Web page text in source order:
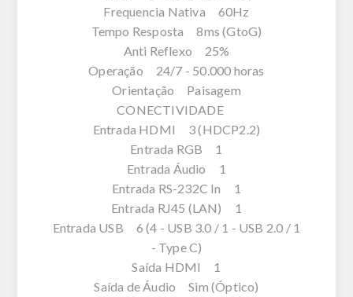
Frequencia Nativa 60Hz
Tempo Resposta 8ms (GtoG)
Anti Reflexo 25%
Operação 24/7 - 50.000 horas
Orientação Paisagem
CONECTIVIDADE
Entrada HDMI 3 (HDCP2.2)
Entrada RGB 1
Entrada Áudio 1
Entrada RS-232C In 1
Entrada RJ45 (LAN) 1
Entrada USB 6 (4 - USB 3.0 / 1 - USB 2.0 / 1
- Type C)
Saída HDMI 1
Saída de Áudio Sim (Óptico)